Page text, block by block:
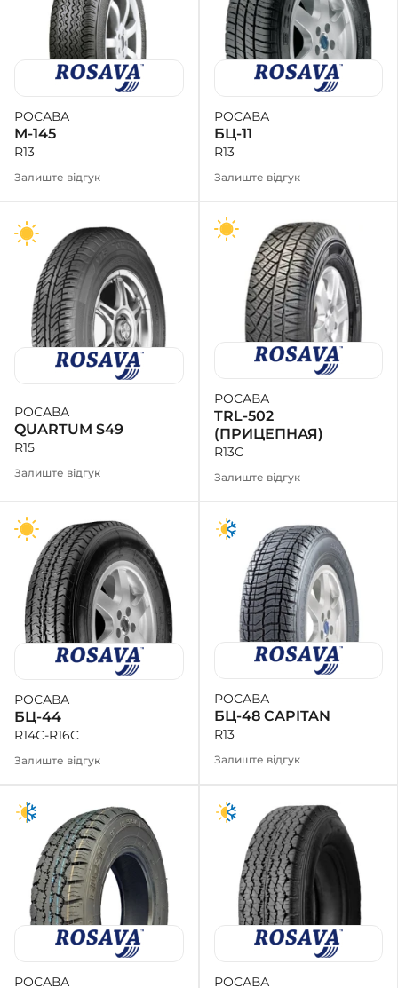
РОСАВА
М-145
R13
Залиште відгук
РОСАВА
БЦ-11
R13
Залиште відгук
РОСАВА
QUARTUM S49
R15
Залиште відгук
РОСАВА
TRL-502
(ПРИЦЕПНАЯ)
R13C
Залиште відгук
РОСАВА
БЦ-44
R14C-R16C
Залиште відгук
РОСАВА
БЦ-48 CAPITAN
R13
Залиште відгук
РОСАВА РОСАВА